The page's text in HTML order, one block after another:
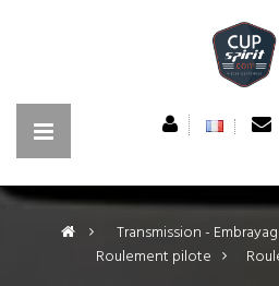
> Transmission -
Roulement pilote >